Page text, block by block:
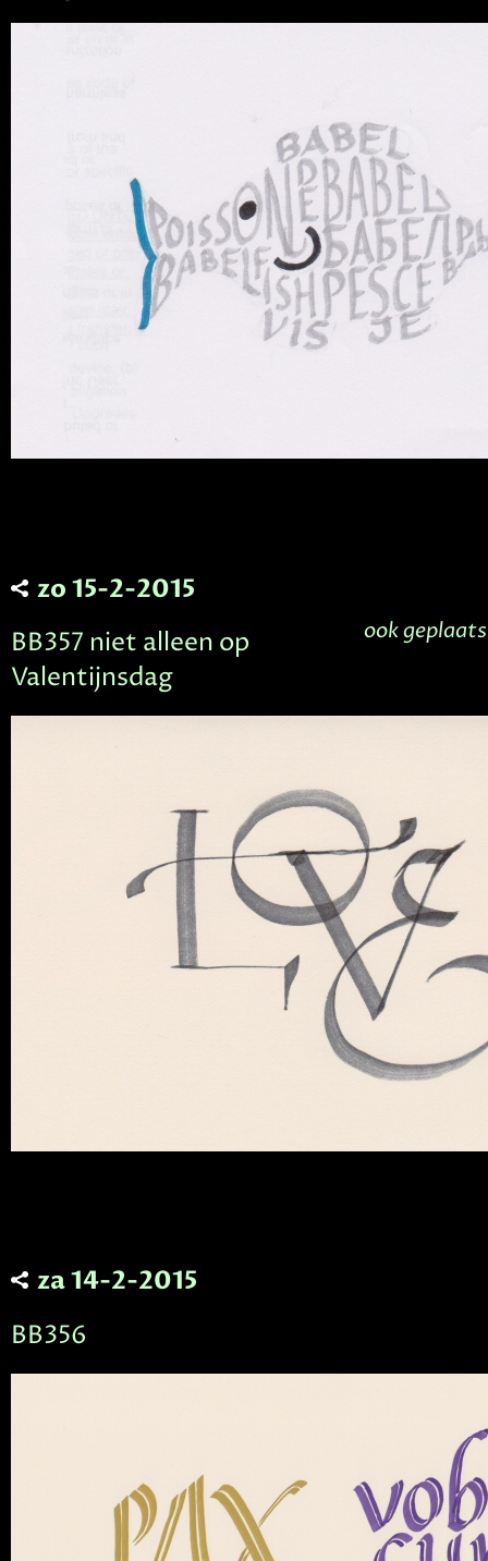
zo 15-2-2015
ook
BB357 niet alleen op
Valentijnsdag
za 14-2-2015
BB356